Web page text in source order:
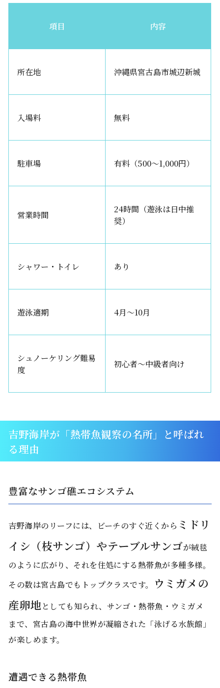
項目 内容
所在地 沖縄県宮古島市城辺新城
入場料 無料
駐車場 有料（500〜1,000円）
営業時間
24時間（遊泳は日中推
奨）
シャワー・トイレ あり
遊泳適期 4月〜10月
シュノーケリング難易
度
初心者〜中級者向け
吉野海岸が「熱帯魚観察の名所」と呼ばれ
る理由
豊富なサンゴ礁エコシステム
吉野海岸のリーフには、ビーチのすぐ近くから ミドリ
イシ（枝サンゴ）やテーブルサンゴが絨毯
のように広がり、それを住処にする熱帯魚が多種多様。
その数は宮古島でもトップクラスです。
ウミガメの
産卵地 としても知られ、サンゴ・熱帯魚・ウミガメ
まで、宮古島の海中世界が凝縮された「泳げる水族館」
が楽しめます。
遭遇できる熱帯魚